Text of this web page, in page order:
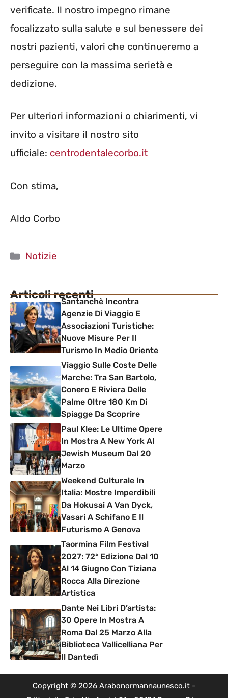
verificate. Il nostro impegno rimane
focalizzato sulla salute e sul benessere dei
nostri pazienti, valori che continueremo a
perseguire con la massima serietà e
dedizione.
Per ulteriori informazioni o chiarimenti, vi
invito a visitare il nostro sito
ufficiale: centrodentalecorbo.it
Con stima,
Aldo Corbo
Categorie
Notizie
Articoli recentiSantanchè Incontra
Agenzie Di Viaggio E
Associazioni Turistiche:
Nuove Misure Per Il
Turismo In Medio Oriente
Viaggio Sulle Coste Delle
Marche: Tra San Bartolo,
Conero E Riviera Delle
Palme Oltre 180 Km Di
Spiagge Da Scoprire
Paul Klee: Le Ultime Opere
In Mostra A New York Al
Jewish Museum Dal 20
Marzo
Weekend Culturale In
Italia: Mostre Imperdibili
Da Hokusai A Van Dyck,
Vasari A Schifano E Il
Futurismo A Genova
Taormina Film Festival
2027: 72ª Edizione Dal 10
Al 14 Giugno Con Tiziana
Rocca Alla Direzione
Artistica
Dante Nei Libri D’artista:
30 Opere In Mostra A
Roma Dal 25 Marzo Alla
Biblioteca Vallicelliana Per
Il Dantedì
Copyright © 2026 Arabonormannaunesco.it -